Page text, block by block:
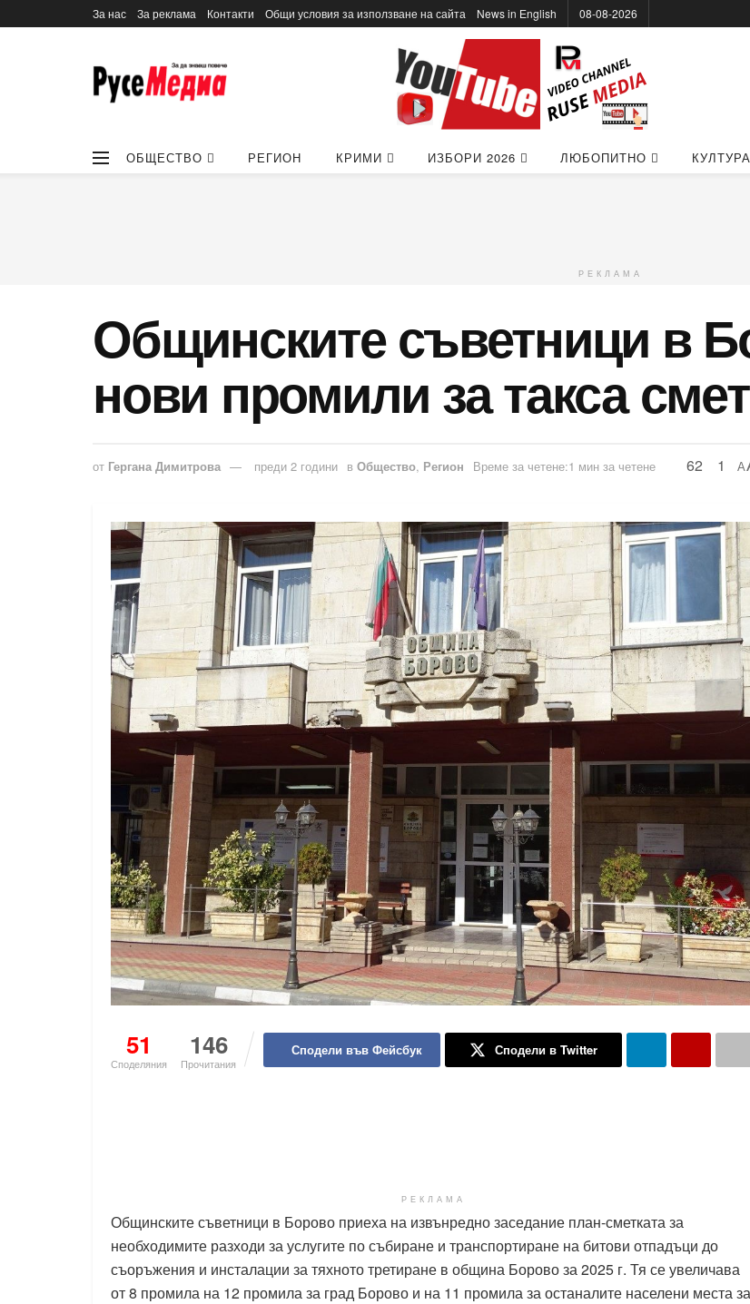
За нас За реклама Контакти Общи условия за използване на сайта News in Еnglish 08-08-2026
ОБЩЕСТВО РЕГИОН КРИМИ ИЗБОРИ 2026 ЛЮБОПИТНО КУЛТУРА
РЕКЛАМА
Общинските съветници в
нови промили за такса смет
от Гергана Димитрова преди 2 години в Общество, Регион Време за четене:1 мин за четене 62 1 A
51
Споделяния
146
Прочитания
Сподели във Фейсбук Сподели в Twitter
РЕКЛАМА
Общинските съветници в Борово приеха на извънредно заседание план-сметката за
необходимите разходи за услугите по събиране и транспортиране на битови отпадъци до
съоръжения и инсталации за тяхното третиране в община Борово за 2025 г. Тя се увеличава
от 8 промила на 12 промила за град Борово и на 11 промила за останалите населени места за